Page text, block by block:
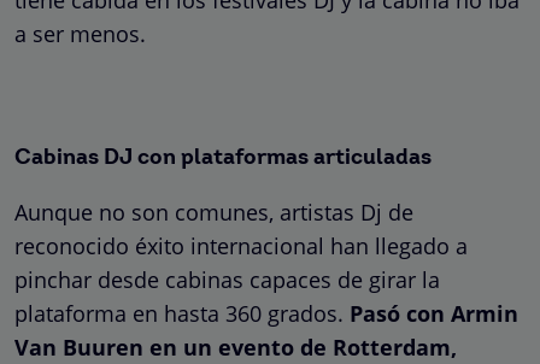
a ser menos.
Cabinas DJ con plataformas articuladas
Aunque no son comunes, artistas Dj de
reconocido éxito internacional han llegado a
pinchar desde cabinas capaces de girar la
plataforma en hasta 360 grados. Pasó con Armin
Van Buuren en un evento de Rotterdam,